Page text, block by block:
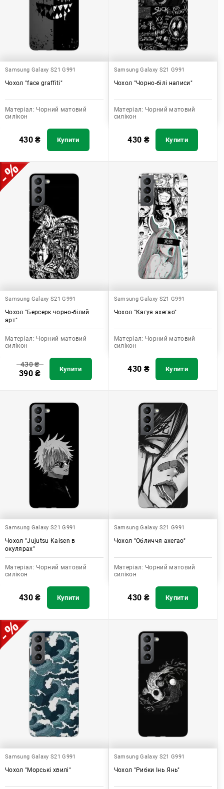
Samsung Galaxy S21 G991
Чохол "face graffiti"
Матеріал: Чорний матовий
силікон
430₴ Купити
Samsung Galaxy S21 G991
Чохол "Чорно-білі написи"
Матеріал: Чорний матовий
силікон
430 ₴ Купити
Samsung Galaxy S21 G991
Чохол "Берсерк чорно-білий
арт"
Матеріал: Чорний матовий
силікон
430₴
390₴ Купити
Samsung Galaxy S21 G991
Чохол "Кагуя ахегао"
Матеріал: Чорний матовий
силікон
430 ₴ Купити
Samsung Galaxy S21 G991
Чохол "Jujutsu Kaisen в
окулярах"
Матеріал: Чорний матовий
силікон
430₴ Купити
Samsung Galaxy S21 G991
Чохол "Обличчя ахегао"
Матеріал: Чорний матовий
силікон
430 ₴ Купити
Samsung Galaxy S21 G991
Чохол "Морські хвилі"
Samsung Galaxy S21 G991
Чохол "Рибки Інь Янь"